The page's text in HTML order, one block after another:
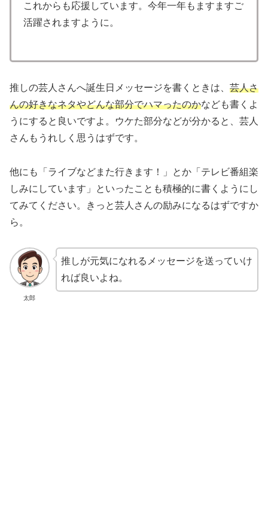
これからも応援しています。今年一年もますますご
活躍されますように。
推しの芸人さんへ誕生日メッセージを書くときは、 芸人さ
んの好きなネタやどんな部分でハマったのかなども書くよ
うにすると良いですよ。ウケた部分などが分かると、芸人
さんもうれしく思うはずです。
他にも「ライブなどまた行きます！」とか「テレビ番組楽
しみにしています」といったことも積極的に書くようにし
てみてください。きっと芸人さんの励みになるはずですか
ら。
太郎
推しが元気になれるメッセージを送っていけ
れば良いよね。